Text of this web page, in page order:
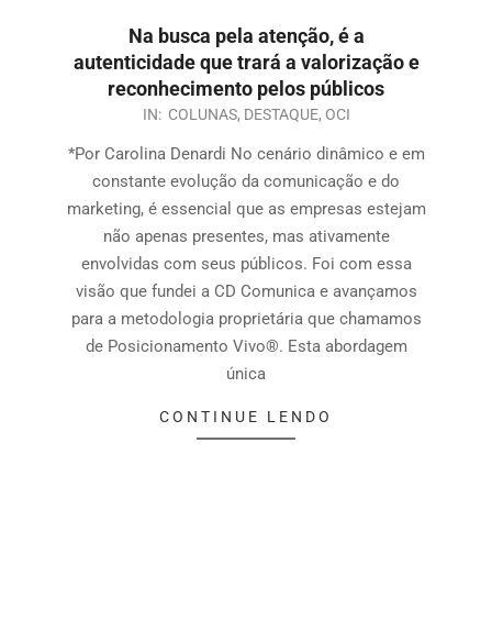
Na busca pela atenção, é a
autenticidade que trará a valorização e
reconhecimento pelos públicos
IN: COLUNAS, DESTAQUE, OCI
*Por Carolina Denardi No cenário dinâmico e em
constante evolução da comunicação e do
marketing, é essencial que as empresas estejam
não apenas presentes, mas ativamente
envolvidas com seus públicos. Foi com essa
visão que fundei a CD Comunica e avançamos
para a metodologia proprietária que chamamos
de Posicionamento Vivo®. Esta abordagem
única
CONTINUE LENDO